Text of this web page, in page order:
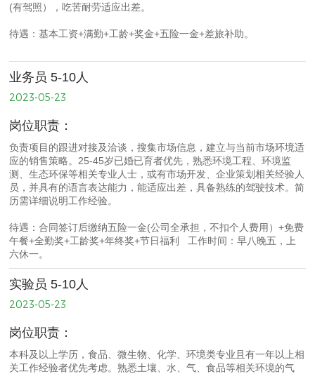
(有驾照），吃苦耐劳适应出差。
待遇：基本工资+满勤+工龄+奖金+五险一金+差旅补助。
业务员 5-10人
2023-05-23
岗位职责：
负责项目的跟进对接及洽谈，搜集市场信息，建立与当前市场环境适
应的销售策略。25-45岁已婚已育者优先，熟悉环境工程、环境监
测、生态环保等相关专业人士，或有市场开发、企业策划相关经验人
员，并具有的语言表达能力，能适应出差，具备熟练的驾驶技术。简
历需详细说明工作经验。
待遇：合同签订后缴纳五险一金(公司全承担，不扣个人费用）+免费
午餐+全勤奖+工龄奖+年终奖+节日福利 工作时间：早八晚五，上
六休一。
实验员 5-10人
2023-05-23
岗位职责：
本科及以上学历，食品、微生物、化学、环境类专业且有一年以上相
关工作经验者优先考虑。熟悉土壤、水、气、食品等相关环境的气